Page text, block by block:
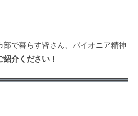
で暮らす皆さん、パイオニア精神
紹介ください！